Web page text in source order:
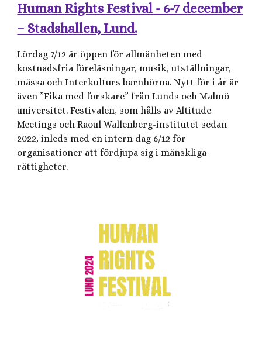
Human Rights Festival - 6-7 december
– Stadshallen, Lund.
Lördag 7/12 är öppen för allmänheten med
kostnadsfria föreläsningar, musik, utställningar,
mässa och Interkulturs barnhörna. Nytt för i år är
även ”Fika med forskare” från Lunds och Malmö
universitet. Festivalen, som hålls av Altitude
Meetings och Raoul Wallenberg-institutet sedan
2022, inleds med en intern dag 6/12 för
organisationer att fördjupa sig i mänskliga
rättigheter.